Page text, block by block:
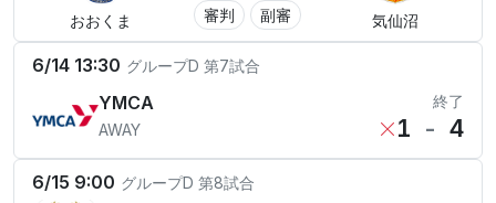
おおくま
審判
副審 気仙沼
6/14 13:30 グループD 第7試合
YMCA
AWAY
終了
1 - 4
6/15 9:00 グループD 第8試合